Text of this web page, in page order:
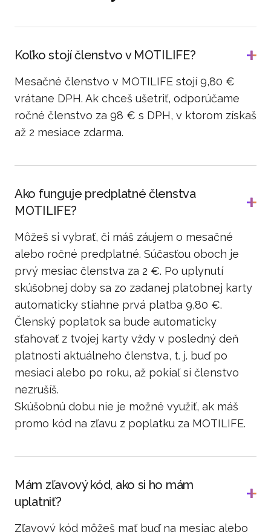
Koľko stojí členstvo v MOTILIFE?
Mesačné členstvo v MOTILIFE stojí 9,80 €
vrátane DPH. Ak chceš ušetriť, odporúčame
ročné členstvo za 98 € s DPH, v ktorom získaš
až 2 mesiace zdarma.
Ako funguje predplatné členstva
MOTILIFE?
Môžeš si vybrať, či máš záujem o mesačné
alebo ročné predplatné. Súčasťou oboch je
prvý mesiac členstva za 2 €. Po uplynutí
skúšobnej doby sa zo zadanej platobnej karty
automaticky stiahne prvá platba 9,80 €.
Členský poplatok sa bude automaticky
sťahovať z tvojej karty vždy v posledný deň
platnosti aktuálneho členstva, t. j. buď po
mesiaci alebo po roku, až pokiaľ si členstvo
nezrušíš.
Skúšobnú dobu nie je možné využiť, ak máš
promo kód na zľavu z poplatku za MOTILIFE.
Mám zľavový kód, ako si ho mám
uplatniť?
Zľavový kód môžeš mať buď na mesiac alebo